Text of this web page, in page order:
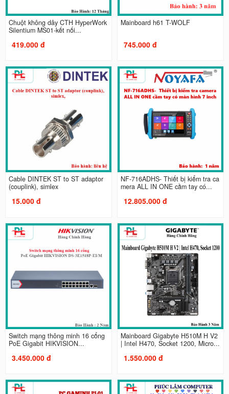
Chuột không dây CTH HyperWork
Silentium MS01-kết nối...
419.000 đ
Mainboard h61 T-WOLF
745.000 đ
Cable DINTEK ST to ST adaptor
(couplink), simlex
15.000 đ
NF-716ADHS- Thiết bị kiểm tra ca
mera ALL IN ONE cầm tay có...
12.805.000 đ
Switch mạng thông minh 16 cổng
PoE Gigabit HIKVISION...
3.450.000 đ
Mainboard Gigabyte H510M H V2
| Intel H470, Socket 1200, Micro...
1.550.000 đ